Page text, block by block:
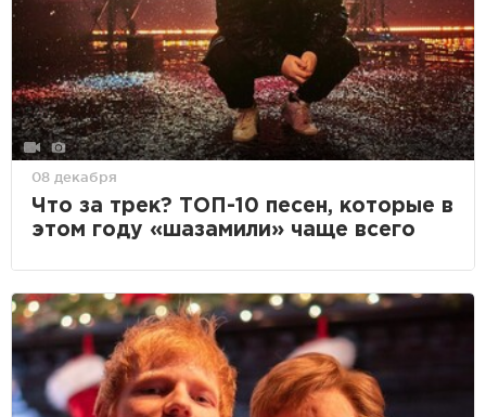
08 декабря
Что за трек? ТОП-10 песен, которые в
этом году «шазамили» чаще всего